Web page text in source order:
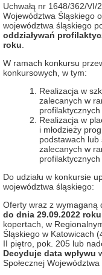
Uchwałą nr 1648/362/
Województwa Śląskiego
województwa śląskiego
oddziaływań
roku
W ramach konkursu
konkursowych, w tym:
Realizacja w
zalecanych w
Realizacja w
i młodzieży
podstawach
zalecanych w
Do udziału w konkursie
województwa śląskiego:
Oferty wraz z wymaganą
do dnia 29.09.2022 roku
kopertach, w
Śląskiego w Katowicach
II piętro, pok. 205 lub
Decyduje data wpływu
Społecznej